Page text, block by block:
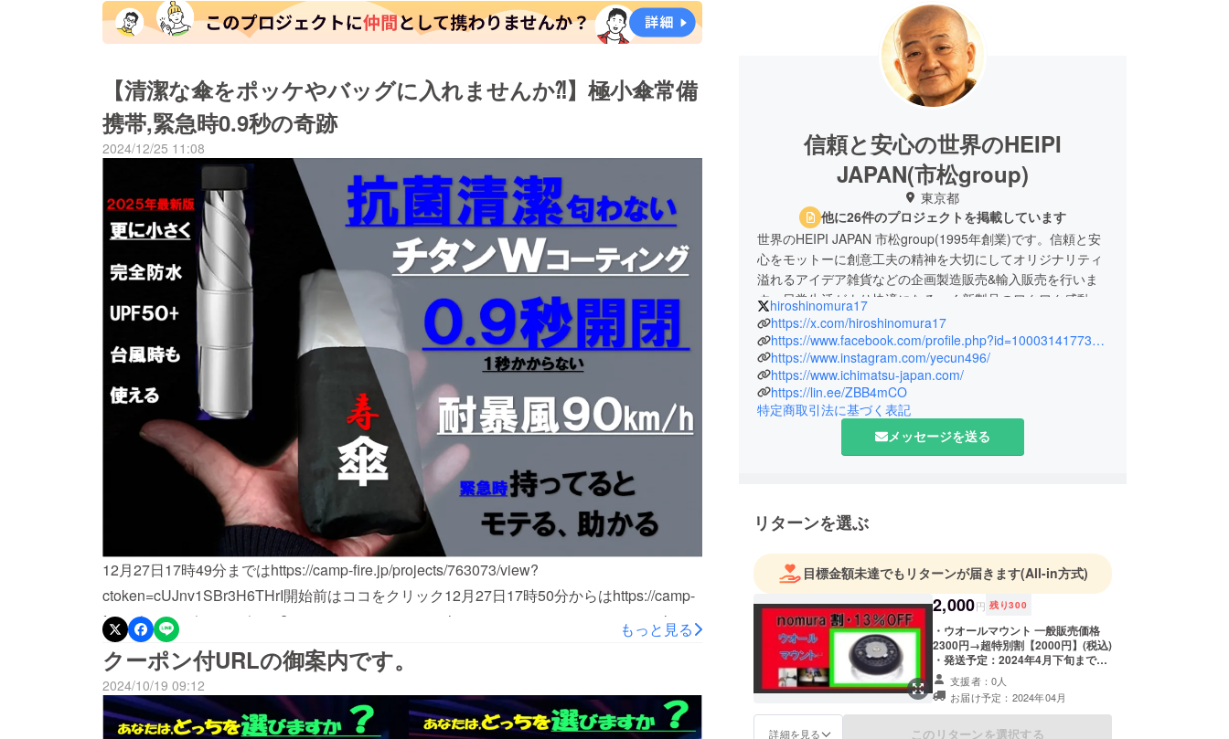
【清潔な傘をポッケやバッグに入れませんか⁈】極小傘常備
携帯,緊急時0.9秒の奇跡
2024/12/25 11:08
12月27日17時49分まではhttps://camp-fire.jp/projects/763073/view?
ctoken=cUJnv1SBr3H6THrI開始前はココをクリック12月27日17時50分からはhttps://camp-
fire.jp/projects/763073/view?utm_campaign=cp_po_share_c_msg_mypage_projects_show
開始後はココをクリック
もっと見る
クーポン付URLの御案内です。
2024/10/19 09:12
信頼と安心の世界のHEIPI
JAPAN(市松group)
東京都
他に26件のプロジェクトを掲載しています
世界のHEIPI JAPAN 市松group(1995年創業)です。信頼と安
心をモットーに創意工夫の精神を大切にしてオリジナリティ
溢れるアイデア雑貨などの企画製造販売&輸入販売を行いま
す。日常生活がより快適になるべく新製品のワクワク感動を
お届けします。国内での自社製品の開発(自社関連工場で試作
し挑戦します)と共に、国外にも拠点を構え日本では珍しい物
をいち早くご紹介します。米国西欧中国韓国台湾等の大手
メーカーの正規代理店です(Octa, Petoi, WiWU, HEIPI,
ShangQi B)。UNI-WAY,HEIPIの正規総代理店でもあります。
今後共、宜しくお願い申し上げます。
hiroshinomura17
https://x.com/hiroshinomura17
https://www.facebook.com/profile.php?id=100031417733815
https://www.instagram.com/yecun496/
https://www.ichimatsu-japan.com/
https://lin.ee/ZBB4mCO
特定商取引法に基づく表記
メッセージを送る
リターンを選ぶ
目標金額未達でもリターンが届きます(All-in方式)
2,000円 残り300
・ウオールマウント 一般販売価格
2300円→超特別割【2000円】(税込)
・発送予定：2024年4月下旬までに
お届け予定 以下の点、予めご了承く
ださい。 ・ご購入金額に送料を含み
ます。 ・商品が届き次第順次発送し
ますので、早まる可能性もありま
す。 ・トラブルが発生した場合、リ
支援者：0人
お届け予定：2024年04月
詳細を見る このリターンを選択する